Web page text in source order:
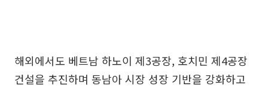
해외에서도 베트남 하노이 제3공장, 호치민 제4공장
건설을 추진하며 동남아 시장 성장 기반을 강화하고